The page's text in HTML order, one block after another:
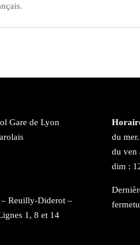
Gare de Lyon
– Reuilly-Diderot –
1, 8 et 14
du
du ven
dim :